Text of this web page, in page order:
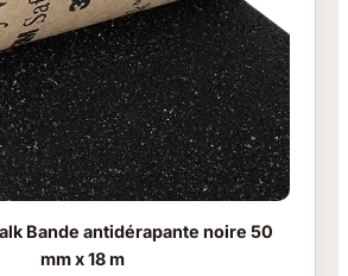
Bande antidérapante noire 50
mm x 18 m